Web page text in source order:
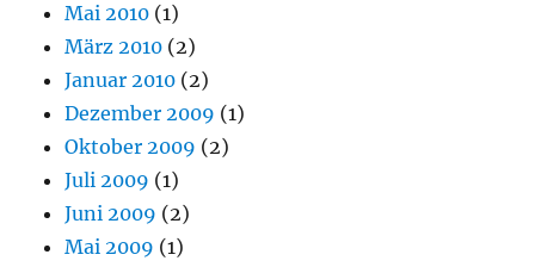
Mai 2010 (1)
März 2010 (2)
Januar 2010 (2)
Dezember 2009 (1)
Oktober 2009 (2)
Juli 2009 (1)
Juni 2009 (2)
Mai 2009 (1)